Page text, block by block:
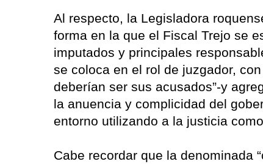
Al respecto, la Legisladora
forma en la que el Fiscal Trejo se
imputados y principales
se coloca en el rol de juzgador,
deberían ser sus acusados”-y
la anuencia y complicidad del
entorno utilizando a la justicia
Cabe recordar que la denominada